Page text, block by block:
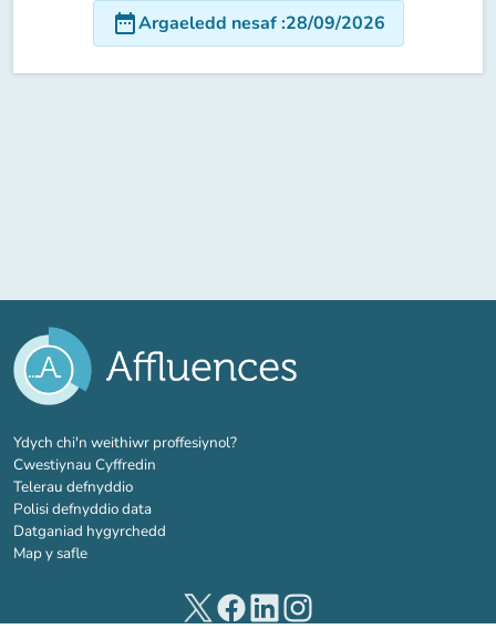
date_rangeArgaeledd nesaf:28/09/2026
Ydych chi'n weithiwr proffesiynol?(tab newydd)
Cwestiynau Cyffredin
Telerau defnyddio
Polisi defnyddio data
Datganiad hygyrchedd
Map y safle
(tab newydd)
(tab newydd)
(tab newydd)